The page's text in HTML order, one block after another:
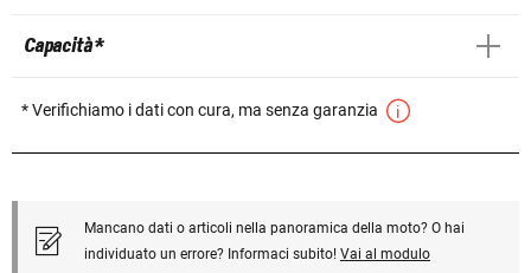
Capacità *
* Verifichiamo i dati con cura, ma senza garanzia
Mancano dati o articoli nella panoramica della moto? O hai
individuato un errore? Informaci subito! Vai al modulo